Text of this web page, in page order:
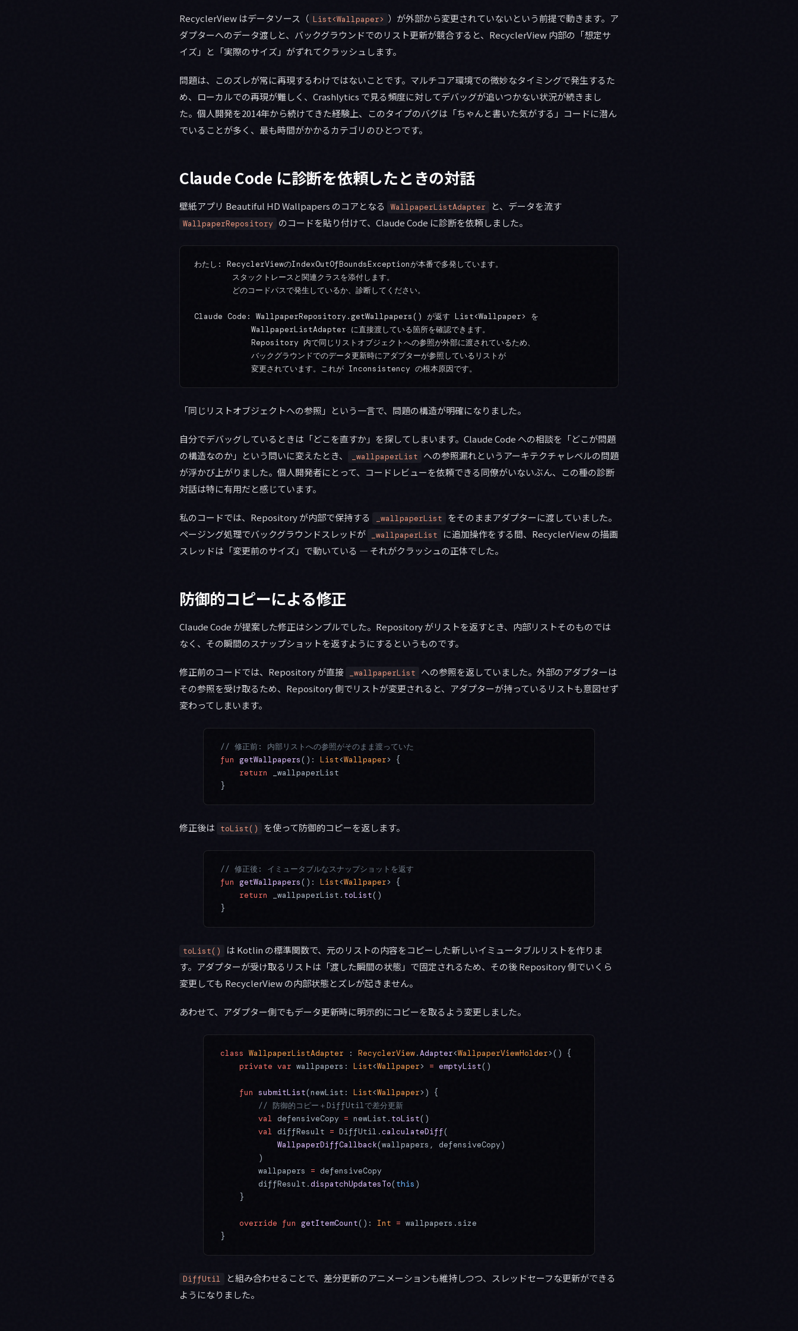
RecyclerView はデータソース（ List<Wallpaper> ）が外部から変更されていないという前提で動きます。ア
ダプターへのデータ渡しと、バックグラウンドでのリスト更新が競合すると、RecyclerView 内部の「想定サ
イズ」と「実際のサイズ」がずれてクラッシュします。
問題は、このズレが常に再現するわけではないことです。マルチコア環境での微妙なタイミングで発生するた
め、ローカルでの再現が難しく、Crashlytics で見る頻度に対してデバッグが追いつかない状況が続きまし
た。個人開発を2014年から続けてきた経験上、このタイプのバグは「ちゃんと書いた気がする」コードに潜ん
でいることが多く、最も時間がかかるカテゴリのひとつです。
Claude Code に診断を依頼したときの対話
壁紙アプリ Beautiful HD Wallpapers のコアとなる WallpaperListAdapter と、データを流す
WallpaperRepository のコードを貼り付けて、Claude Code に診断を依頼しました。
わたし: RecyclerViewのIndexOutOfBoundsExceptionが本番で多発しています。
        スタックトレースと関連クラスを添付します。
        どのコードパスで発生しているか、診断してください。
Claude Code: WallpaperRepository.getWallpapers() が返す List<Wallpaper> を
            WallpaperListAdapter に直接渡している箇所を確認できます。
            Repository 内で同じリストオブジェクトへの参照が外部に渡されているため、
            バックグラウンドでのデータ更新時にアダプターが参照しているリストが
「同じリストオブジェクトへの参照」という一言で、問題の構造が明確になりました。
自分でデバッグしているときは「どこを直すか」を探してしまいます。Claude Code への相談を「どこが問題
の構造なのか」という問いに変えたとき、
_wallpaperList
への参照漏れというアーキテクチャレベルの問題
が浮かび上がりました。個人開発者にとって、コードレビューを依頼できる同僚がいないぶん、この種の診断
対話は特に有用だと感じています。
私のコードでは、Repository が内部で保持する _wallpaperList
をそのままアダプターに渡していました。
ページング処理でバックグラウンドスレッドが
_wallpaperList
に追加操作をする間、RecyclerView の描画
スレッドは「変更前のサイズ」で動いている — それがクラッシュの正体でした。
防御的コピーによる修正
Claude Code が提案した修正はシンプルでした。Repository がリストを返すとき、内部リストそのものでは
なく、その瞬間のスナップショットを返すようにするというものです。
修正前のコードでは、Repository が直接 _wallpaperList
への参照を返していました。外部のアダプターは
その参照を受け取るため、Repository 側でリストが変更されると、アダプターが持っているリストも意図せず
変わってしまいます。
// 修正前: 内部リストへの参照がそのまま渡っていた
fun getWallpapers(): List<Wallpaper> {
    return
_wallpaperList
}
修正後は toList() を使って防御的コピーを返します。
// 修正後: イミュータブルなスナップショットを返す
fun getWallpapers(): List<Wallpaper> {
    return
_wallpaperList. toList()
}
toList()
は Kotlin の標準関数で、元のリストの内容をコピーした新しいイミュータブルリストを作りま
す。アダプターが受け取るリストは「渡した瞬間の状態」で固定されるため、その後 Repository 側でいくら
変更しても RecyclerView の内部状態とズレが起きません。
あわせて、アダプター側でもデータ更新時に明示的にコピーを取るよう変更しました。
class WallpaperListAdapter : RecyclerView.Adapter<WallpaperViewHolder>() {
    private
var wallpapers: List<Wallpaper> = emptyList()
    fun
submitList(newList: List<Wallpaper>) {
        // 防御的コピー＋DiffUtilで差分更新
        val
defensiveCopy = newList. toList()
        val
diffResult = DiffUtil.calculateDiff(
            WallpaperDiffCallback
(wallpapers, defensiveCopy)
        )
        wallpapers
= defensiveCopy
        diffResult.
dispatchUpdatesTo(this )
    }
    override
fun getItemCount(): Int = wallpapers.size
}
DiffUtil
と組み合わせることで、差分更新のアニメーションも維持しつつ、スレッドセーフな更新ができる
ようになりました。